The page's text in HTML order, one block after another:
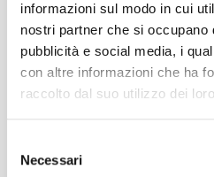
informazioni sul modo in cui
nostri partner che si occupano
pubblicità e social media, i
con altre informazioni che ha
raccolto dal suo utilizzo dei
delNecessari
Castelletto
utilizzare l’ascensore di
Per saperne di più
Da lunedì 29 giugno